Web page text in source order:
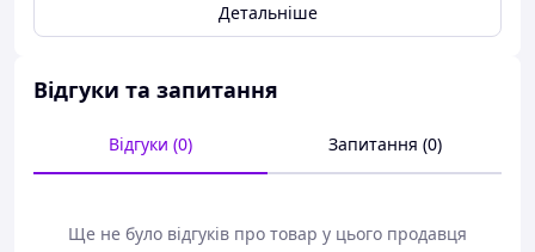
Профіль REHAU вирізняється довговічністю, стійкістю
до впливу ультрафіолету, високою міцністю та
будь-яких приміщень, включаючи приватні будинки,
квартири чи офіси.
Вікно 3000Х1400 мм чотирьохстворчате, з двома
поворотно-відкидними стулками, фурнітура
з одним енергозберігаючим склом.
Детальніше
Відгуки та запитання
Відгуки (0) Запитання (0)
Ще не було відгуків про товар у цього продавця